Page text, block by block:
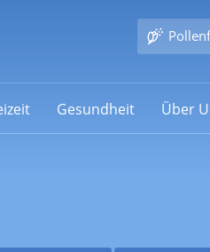
Gesundheit Über